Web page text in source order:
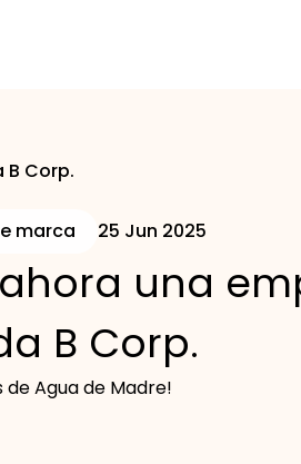
Corp.
marca 25 Jun 2025
una
B Corp.
de Agua de Madre!